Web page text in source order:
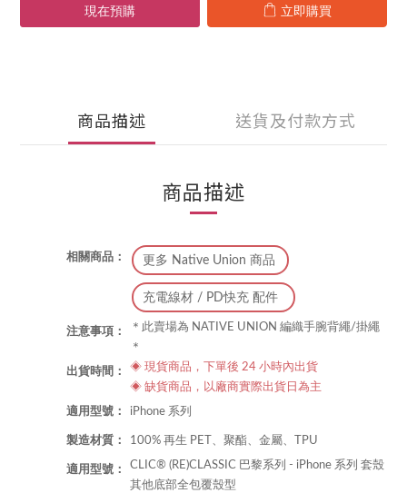
現在預購 立即購買
商品描述 送貨及付款方式
商品描述
相關商品： 更多 Native Union 商品
充電線材 / PD快充 配件
注意事項：
＊此賣場為 NATIVE UNION 編織手腕背繩/掛繩
＊
出貨時間： ◈ 現貨商品，下單後 24 小時內出貨
◈ 缺貨商品，以廠商實際出貨日為主
適用型號： iPhone 系列
製造材質： 100% 再生 PET、聚酯、金屬、TPU
適用型號：
CLIC® (RE)CLASSIC 巴黎系列 - iPhone 系列 套殼
其他底部全包覆殼型